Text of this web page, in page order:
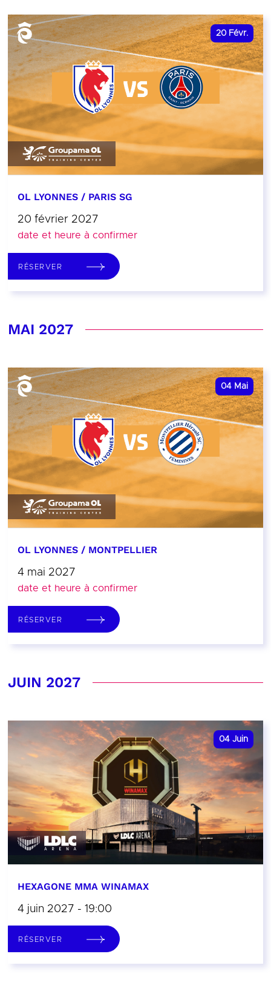
20 Févr.
OL LYONNES / PARIS SG
20 février 2027
date et heure à confirmer
RÉSERVER
MAI 2027
04 Mai
OL LYONNES / MONTPELLIER
4 mai 2027
date et heure à confirmer
RÉSERVER
JUIN 2027
04 Juin
HEXAGONE MMA WINAMAX
4 juin 2027 - 19:00
RÉSERVER